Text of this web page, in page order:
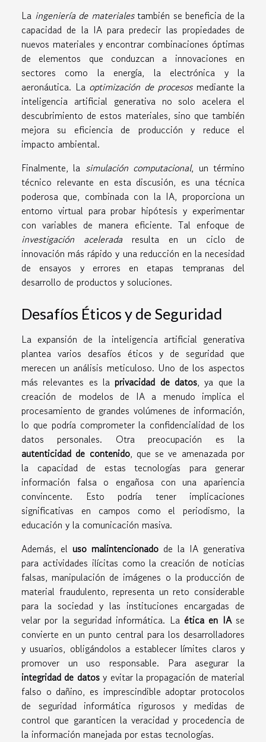
La ingeniería de materialestambién se beneficia de la
capacidad de la IA para predecir las propiedades de
nuevos materiales y encontrar combinaciones óptimas
de elementos que conduzcan a innovaciones en
sectores como la energía, la electrónica y la
aeronáutica. La optimización de procesosmediante la
inteligencia artificial generativa no solo acelera el
descubrimiento de estos materiales, sino que también
mejora su eficiencia de producción y reduce el
impacto ambiental.
Finalmente, la simulación computacional, un término
técnico relevante en esta discusión, es una técnica
poderosa que, combinada con la IA, proporciona un
entorno virtual para probar hipótesis y experimentar
con variables de manera eficiente. Tal enfoque de
investigación aceleradaresulta en un ciclo de
innovación más rápido y una reducción en la necesidad
de ensayos y errores en etapas tempranas del
desarrollo de productos y soluciones.
Desafíos Éticos y de Seguridad
La expansión de la inteligencia artificial generativa
plantea varios desafíos éticos y de seguridad que
merecen un análisis meticuloso. Uno de los aspectos
más relevantes es la privacidad de datos, ya que la
creación de modelos de IA a menudo implica el
procesamiento de grandes volúmenes de información,
lo que podría comprometer la confidencialidad de los
datos personales. Otra preocupación es la
autenticidad de contenido, que se ve amenazada por
la capacidad de estas tecnologías para generar
información falsa o engañosa con una apariencia
convincente. Esto podría tener implicaciones
significativas en campos como el periodismo, la
educación y la comunicación masiva.
Además, el uso malintencionado de la IA generativa
para actividades ilícitas como la creación de noticias
falsas, manipulación de imágenes o la producción de
material fraudulento, representa un reto considerable
para la sociedad y las instituciones encargadas de
velar por la seguridad informática. La ética en IAse
convierte en un punto central para los desarrolladores
y usuarios, obligándolos a establecer límites claros y
promover un uso responsable. Para asegurar la
integridad de datosy evitar la propagación de material
falso o dañino, es imprescindible adoptar protocolos
de seguridad informática rigurosos y medidas de
control que garanticen la veracidad y procedencia de
la información manejada por estas tecnologías.